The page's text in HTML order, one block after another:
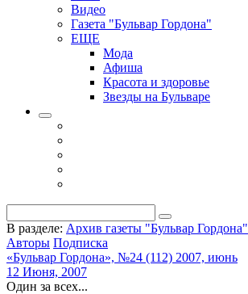
Видео
Газета "Бульвар Гордона"
ЕЩЕ
Мода
Афиша
Красота и здоровье
Звезды на Бульваре
В разделе: Архив газеты "Бульвар Гордона"
Авторы Подписка
«Бульвар Гордона», №24 (112) 2007, июнь
12 Июня, 2007
Один за всех...